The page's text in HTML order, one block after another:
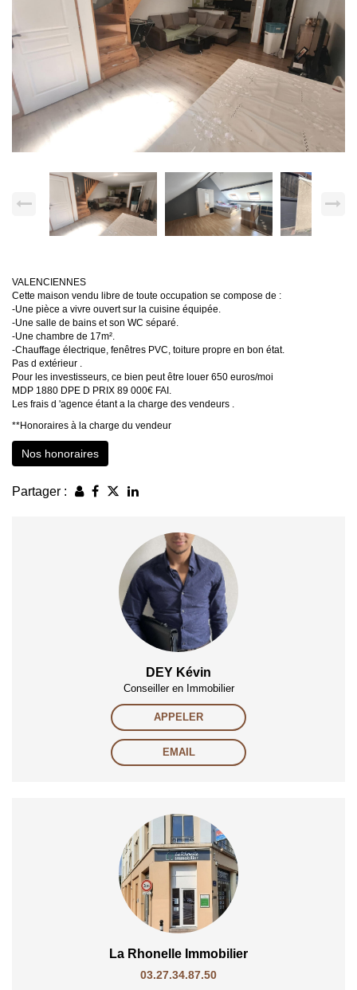
VALENCIENNES
Cette maison vendu libre de toute occupation se compose de :
-Une pièce a vivre ouvert sur la cuisine équipée.
-Une salle de bains et son WC séparé.
-Une chambre de 17m².
-Chauffage électrique, fenêtres PVC, toiture propre en bon état.
Pas d extérieur .
Pour les investisseurs, ce bien peut être louer 650 euros/moi
MDP 1880 DPE D PRIX 89 000€ FAI.
Les frais d 'agence étant a la charge des vendeurs .
**Honoraires à la charge du vendeur
Nos honoraires
Partager :
DEY Kévin
Conseiller en Immobilier
APPELER
EMAIL
La Rhonelle Immobilier
03.27.34.87.50